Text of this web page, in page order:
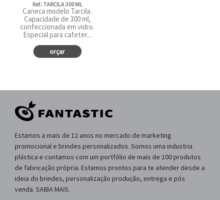
Ref.: TARCILA 300 ML
Caneca modelo Tarcila.
Capacidade de 300 ml,
confeccionada em vidro.
Especial para cafeter...
orçar
Estamos a mais de 12 anos no mercado de marketing
promocional e brindes personalizados. Somos uma industria
plástica e contamos com um portfólio de mais de 100 produtos
de fabricação própria. Estamos prontos para te atender desde a
ideia do brindes, personalização produção, entrega e pós
venda. SAIBA MAIS.